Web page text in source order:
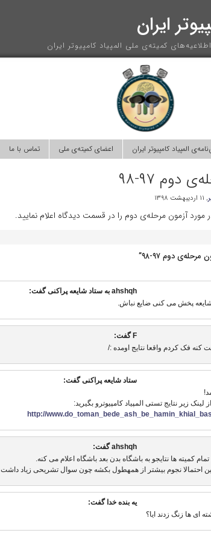
ایران
کمیته‌ی ملی المپیاد کامپیوتر ایران
المپیاد کامپیوتر ایران اعضای کمیته‌ی ملی تماس با ما
دوم ۹۷-۹۸
, ۱۱ اردیبهشت ۱۳۹۸
مورد آزمون مرحله‌ی دوم را در قسمت دیدگاه اعلام نمایید.
ahshqh به ستاد شایعه پراکنی گفت:
پخش می کنی ضایع نباش.
F گفت:
کنه فک کردم واقعا نتایج اومده :/
ستاد شایعه پراکنی گفت:
لینک زیر نتایج تستی المپیاد کامپیوترو بگیرید:
http://
ahshqh گفت:
تمام کمیته ها نتایجو به باشگاه بدن بعد باشگاه اعلام می کنه.
احتمالا نجوم بیشتر از همهطول بکشه چون سوال تشریحی زیاد داشت
یه بنده خدا گفت:
ای ها زنگ زدند ایا؟